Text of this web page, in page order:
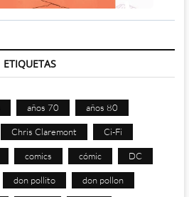
ETIQUETAS
años 70 años 80
Chris Claremont Ci-Fi
comics cómic DC
don pollito don pollon